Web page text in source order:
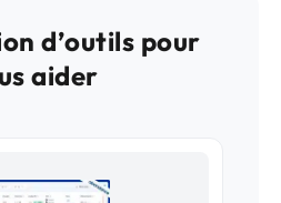
d’outils pour
aider